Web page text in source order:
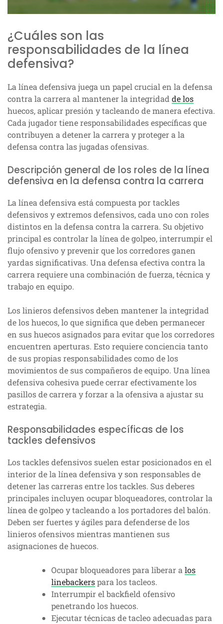
¿Cuáles son las
responsabilidades de la línea
defensiva?
La línea defensiva juega un papel crucial en la defensa
contra la carrera al mantener la integridad de los
huecos, aplicar presión y tacleando de manera efectiva.
Cada jugador tiene responsabilidades específicas que
contribuyen a detener la carrera y proteger a la
defensa contra las jugadas ofensivas.
Descripción general de los roles de la línea
defensiva en la defensa contra la carrera
La línea defensiva está compuesta por tackles
defensivos y extremos defensivos, cada uno con roles
distintos en la defensa contra la carrera. Su objetivo
principal es controlar la línea de golpeo, interrumpir el
flujo ofensivo y prevenir que los corredores ganen
yardas significativas. Una defensa efectiva contra la
carrera requiere una combinación de fuerza, técnica y
trabajo en equipo.
Los linieros defensivos deben mantener la integridad
de los huecos, lo que significa que deben permanecer
en sus huecos asignados para evitar que los corredores
encuentren aperturas. Esto requiere conciencia tanto
de sus propias responsabilidades como de los
movimientos de sus compañeros de equipo. Una línea
defensiva cohesiva puede cerrar efectivamente los
pasillos de carrera y forzar a la ofensiva a ajustar su
estrategia.
Responsabilidades específicas de los
tackles defensivos
Los tackles defensivos suelen estar posicionados en el
interior de la línea defensiva y son responsables de
detener las carreras entre los tackles. Sus deberes
principales incluyen ocupar bloqueadores, controlar la
línea de golpeo y tacleando a los portadores del balón.
Deben ser fuertes y ágiles para defenderse de los
linieros ofensivos mientras mantienen sus
asignaciones de huecos.
Ocupar bloqueadores para liberar alos
linebackerspara los tacleos.
Interrumpir el backfield ofensivo
penetrando los huecos.
Ejecutar técnicas de tacleo adecuadas para